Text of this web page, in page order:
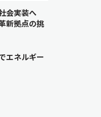
会実装へ
新拠点の挑
エネルギー